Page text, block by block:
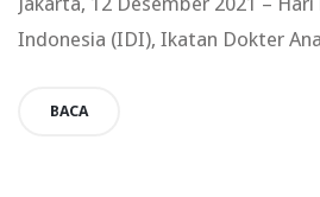
Indonesia (IDI), Ikatan Dokter
BACA